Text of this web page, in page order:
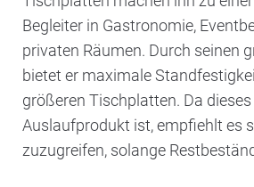
Begleiter in Gastronomie,
privaten Räumen. Durch seinen
bietet er maximale
größeren Tischplatten. Da
Auslaufprodukt ist, empfiehlt es
zuzugreifen, solange